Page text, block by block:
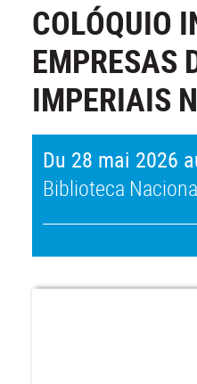
COLÓQUIO
EMPRESAS
IMPERIAIS
Du 28 mai 2026
Biblioteca